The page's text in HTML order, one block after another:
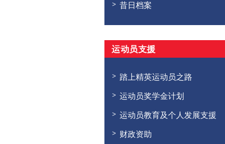
昔日档案
运动员支援
踏上精英运动员之路
运动员奖学金计划
运动员教育及个人发展支援
财政资助